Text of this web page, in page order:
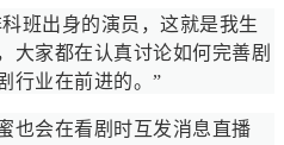
班出身的演员，这就是我生
大家都在认真讨论如何完善剧
行业在前进的。”
也会在看剧时互发消息直播